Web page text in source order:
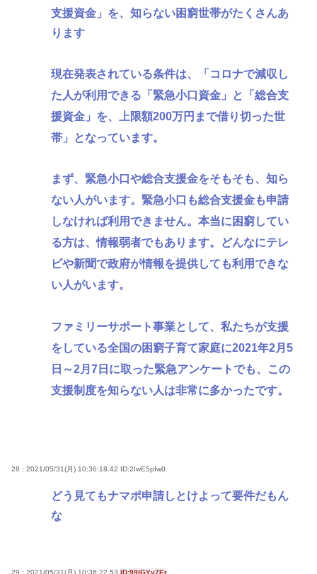
支援資金」を、知らない困窮世帯がたくさんあ
ります
現在発表されている条件は、「コロナで減収し
た人が利用できる「緊急小口資金」と「総合支
援資金」を、上限額200万円まで借り切った世
帯」となっています。
まず、緊急小口や総合支援金をそもそも、知ら
ない人がいます。緊急小口も総合支援金も申請
しなければ利用できません。本当に困窮してい
る方は、情報弱者でもあります。どんなにテレ
ビや新聞で政府が情報を提供しても利用できな
い人がいます。
ファミリーサポート事業として、私たちが支援
をしている全国の困窮子育て家庭に2021年2月5
日～2月7日に取った緊急アンケートでも、この
支援制度を知らない人は非常に多かったです。
28 : 2021/05/31(月) 10:36:18.42 ID:2IwE5pIw0
どう見てもナマポ申請しとけよって要件だもん
な
29 : 2021/05/31(月) 10:36:22.53 ID:99lGYy7Er